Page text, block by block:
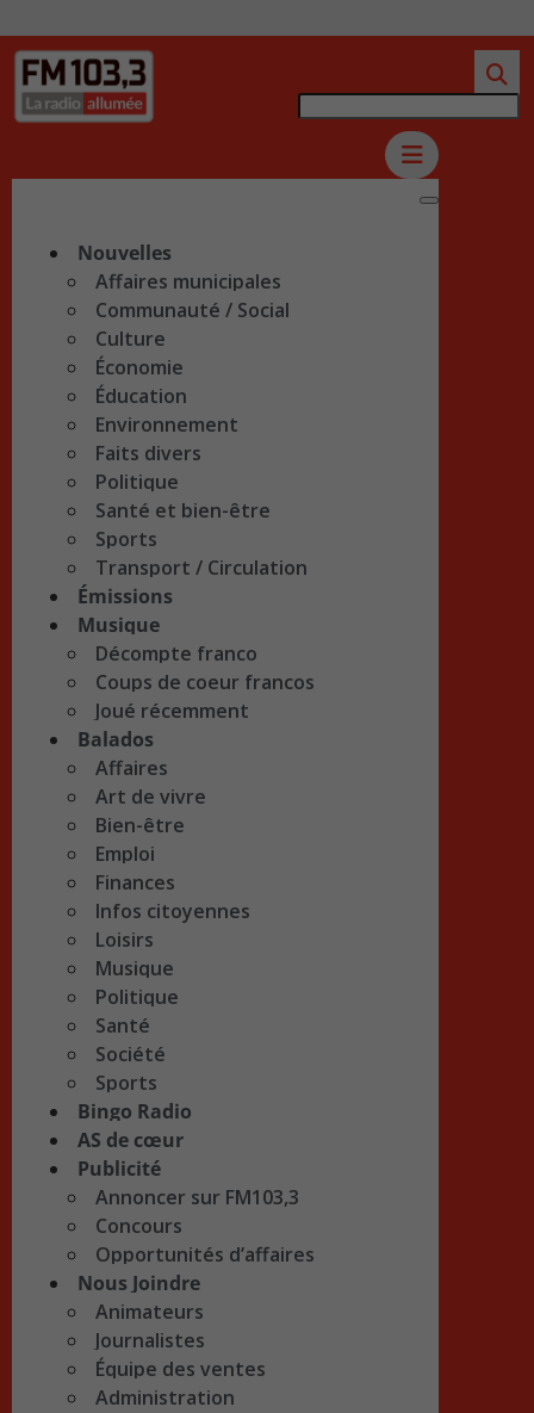
Nouvelles
Affaires municipales
Communauté / Social
Culture
Économie
Éducation
Environnement
Faits divers
Politique
Santé et bien-être
Sports
Transport / Circulation
Émissions
Musique
Décompte franco
Coups de coeur francos
Joué récemment
Balados
Affaires
Art de vivre
Bien-être
Emploi
Finances
Infos citoyennes
Loisirs
Musique
Politique
Santé
Société
Sports
Bingo Radio
AS de cœur
Publicité
Annoncer sur FM103,3
Concours
Opportunités d’affaires
Nous Joindre
Animateurs
Journalistes
Équipe des ventes
Administration